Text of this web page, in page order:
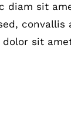
bis
£55.00
diam sit
convallis
dolor sit